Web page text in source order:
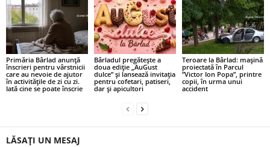
Primăria Bârlad anunță
înscrieri pentru vârstnicii
care au nevoie de ajutor
în activitățile de zi cu zi.
Iată cine se poate înscrie
Bârladul pregătește a
doua ediție „AuGust
dulce” și lansează invitația
pentru cofetari, patiseri,
dar și apicultori
Teroare la Bârlad: mașină
proiectată în Parcul
”Victor Ion Popa”, printre
copii, în urma unui
accident
LĂSAȚI UN MESAJ